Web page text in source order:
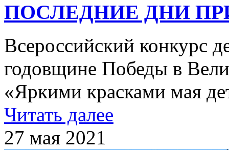
ПОСЛЕДНИЕ ДНИ
Всероссийский конкурс
годовщине Победы в
«Яркими красками мая
Читать далее
27 мая 2021